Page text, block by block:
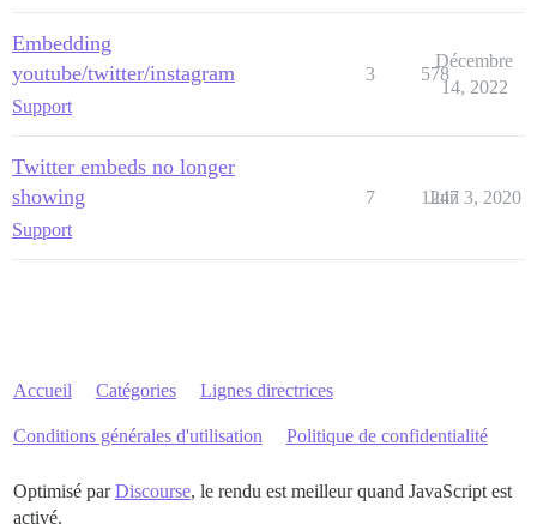
Embedding
youtube/twitter/instagram
Support
3 578
Décembre
14, 2022
Twitter embeds no longer
showing
Support
7 1247
Juin 3, 2020
Accueil Catégories Lignes directrices
Conditions générales d'utilisation Politique de confidentialité
Optimisé parDiscourse, le rendu est meilleur quand JavaScript est
activé.